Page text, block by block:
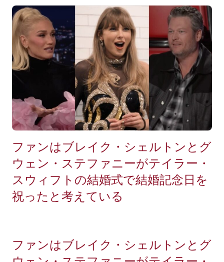
ファンはブレイク・シェルトンとグ
ウェン・ステファニーがテイラー・
スウィフトの結婚式で結婚記念日を
祝ったと考えている
ファンはブレイク・シェルトンとグ